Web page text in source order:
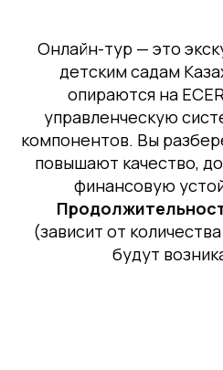
Онлайн-тур — это
детским садам
опираются на
управленческую
компонентов. Вы
повышают качество,
финансовую
(зависит от
будут